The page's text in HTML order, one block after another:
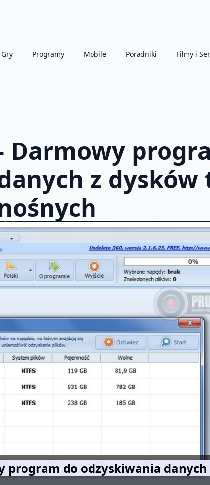
Gry Programy Mobile Poradniki Filmy i
Darmowy
z
program do odzyskiwania danych